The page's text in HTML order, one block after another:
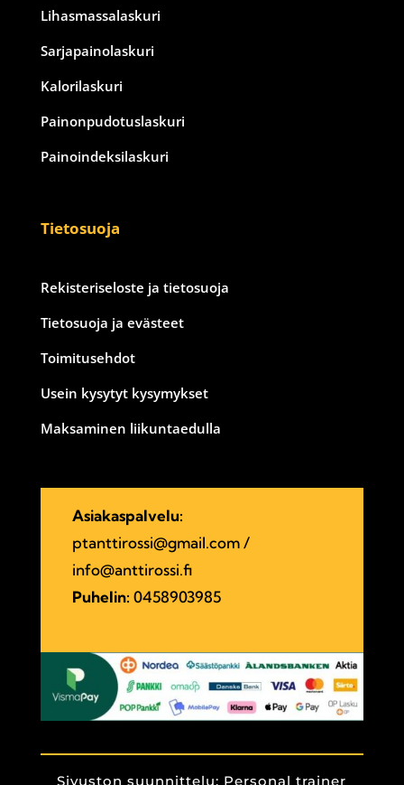
Lihasmassalaskuri
Sarjapainolaskuri
Kalorilaskuri
Painonpudotuslaskuri
Painoindeksilaskuri
Tietosuoja
Rekisteriseloste ja tietosuoja
Tietosuoja ja evästeet
Toimitusehdot
Usein kysytyt kysymykset
Maksaminen liikuntaedulla
Asiakaspalvelu:
ptanttirossi@gmail.com/
info@anttirossi.fi
Puhelin: 0458903985
Sivuston suunnittelu: Personal trainer